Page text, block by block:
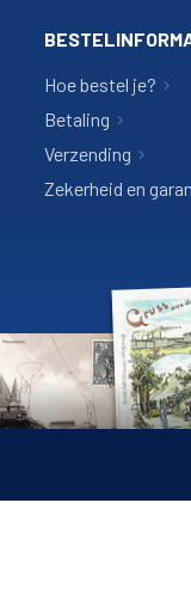
Hoe bestel je?
Betaling
Verzending
Zekerheid en